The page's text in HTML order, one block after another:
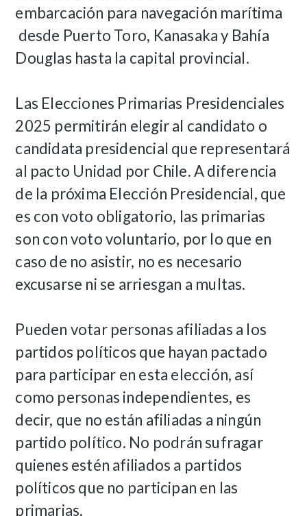
embarcación para navegación marítima
desde Puerto Toro, Kanasaka y Bahía
Douglas hasta la capital provincial.
Las Elecciones Primarias Presidenciales
2025 permitirán elegir al candidato o
candidata presidencial que representará
al pacto Unidad por Chile. A diferencia
de la próxima Elección Presidencial, que
es con voto obligatorio, las primarias
son con voto voluntario, por lo que en
caso de no asistir, no es necesario
excusarse ni se arriesgan a multas.
Pueden votar personas afiliadas a los
partidos políticos que hayan pactado
para participar en esta elección, así
como personas independientes, es
decir, que no están afiliadas a ningún
partido político. No podrán sufragar
quienes estén afiliados a partidos
políticos que no participan en las
primarias.